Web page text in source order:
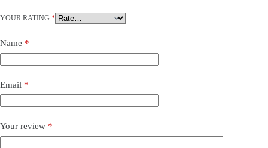
YOUR RATING *
Name *
Email *
Your review *